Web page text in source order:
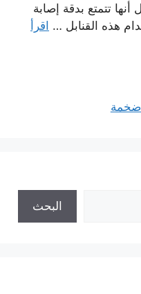
تتمتع بدقة إصابة
هذه القنابل … اقرأ
ضخمة
البحث